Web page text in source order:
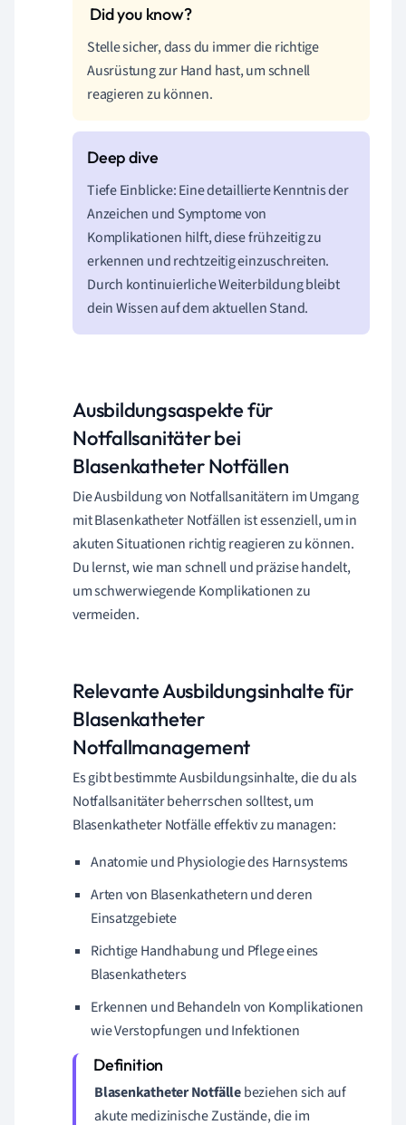
Stelle sicher, dass du immer die richtige
Ausrüstung zur Hand hast, um schnell
reagieren zu können.
Tiefe Einblicke: Eine detaillierte Kenntnis der
Anzeichen und Symptome von
Komplikationen hilft, diese frühzeitig zu
erkennen und rechtzeitig einzuschreiten.
Durch kontinuierliche Weiterbildung bleibt
dein Wissen auf dem aktuellen Stand.
Ausbildungsaspekte für
Notfallsanitäter bei
Blasenkatheter Notfällen
Die Ausbildung von Notfallsanitätern im Umgang
mit Blasenkatheter Notfällen ist essenziell, um in
akuten Situationen richtig reagieren zu können.
Du lernst, wie man schnell und präzise handelt,
um schwerwiegende Komplikationen zu
vermeiden.
Relevante Ausbildungsinhalte für
Blasenkatheter
Notfallmanagement
Es gibt bestimmte Ausbildungsinhalte, die du als
Notfallsanitäter beherrschen solltest, um
Blasenkatheter Notfälle effektiv zu managen:
Anatomie und Physiologie des Harnsystems
Arten von Blasenkathetern und deren
Einsatzgebiete
Richtige Handhabung und Pflege eines
Blasenkatheters
Erkennen und Behandeln von Komplikationen
wie Verstopfungen und Infektionen
Blasenkatheter Notfällebeziehen sich auf
akute medizinische Zustände, die im